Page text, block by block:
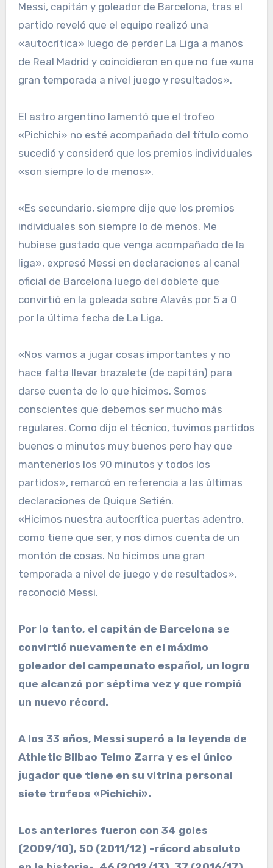
Messi, capitán y goleador de Barcelona, tras el
partido reveló que el equipo realizó una
«autocrítica» luego de perder La Liga a manos
de Real Madrid y coincidieron en que no fue «una
gran temporada a nivel juego y resultados».
El astro argentino lamentó que el trofeo
«Pichichi» no esté acompañado del título como
sucedió y consideró que los premios individuales
«son siempre lo de menos».
«Es secundario, siempre dije que los premios
individuales son siempre lo de menos. Me
hubiese gustado que venga acompañado de la
liga», expresó Messi en declaraciones al canal
oficial de Barcelona luego del doblete que
convirtió en la goleada sobre Alavés por 5 a 0
por la última fecha de La Liga.
«Nos vamos a jugar cosas importantes y no
hace falta llevar brazalete (de capitán) para
darse cuenta de lo que hicimos. Somos
conscientes que debemos ser mucho más
regulares. Como dijo el técnico, tuvimos partidos
buenos o minutos muy buenos pero hay que
mantenerlos los 90 minutos y todos los
partidos», remarcó en referencia a las últimas
declaraciones de Quique Setién.
«Hicimos nuestra autocrítica puertas adentro,
como tiene que ser, y nos dimos cuenta de un
montón de cosas. No hicimos una gran
temporada a nivel de juego y de resultados»,
reconoció Messi.
Por lo tanto, el capitán de Barcelona se
convirtió nuevamente en el máximo
goleador del campeonato español, un logro
que alcanzó por séptima vez y que rompió
un nuevo récord.
A los 33 años, Messi superó a la leyenda de
Athletic Bilbao Telmo Zarra y es el único
jugador que tiene en su vitrina personal
siete trofeos «Pichichi».
Los anteriores fueron con 34 goles
(2009/10), 50 (2011/12) -récord absoluto